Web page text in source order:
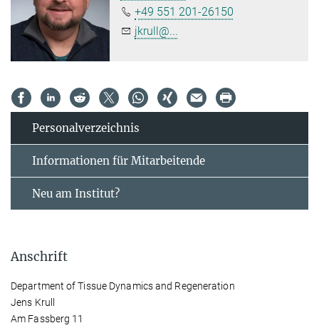
+49 551 201-26150
jkrull@...
Personal­verzeichnis
Informationen für Mitarbeitende
Neu am Institut?
Anschrift
Department of Tissue Dynamics and Regeneration
Jens Krull
Am Fassberg 11